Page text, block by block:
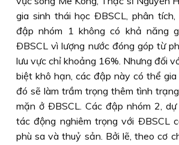
gia sinh thái học ÐBSCL, phân tích,
đập nhóm 1 không có khả năng
ÐBSCL vì lượng nước đóng góp từ
lưu vực chỉ khoảng 16%. Nhưng đối
biệt khô hạn, các đập này có thể
đó sẽ làm trầm trọng thêm tình
mặn ở ÐBSCL. Các đập nhóm 2,
tác động nghiêm trọng với ÐBSCL
phù sa và thuỷ sản. Bởi lẽ, theo cơ